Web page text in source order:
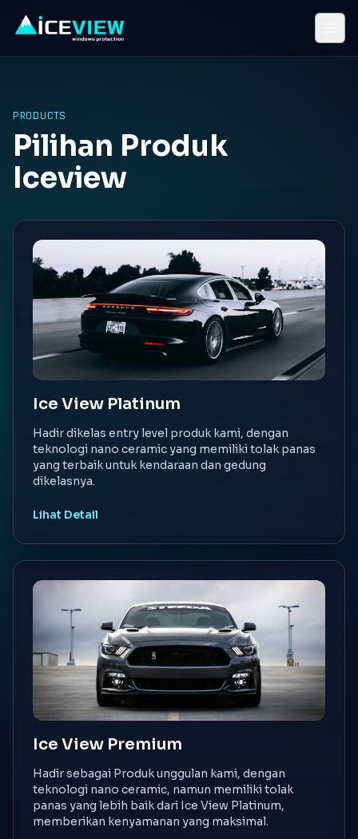
PRODUCTS
Pilihan Produk
Iceview
Ice View Platinum
Hadir dikelas entry level produk kami, dengan
teknologi nano ceramic yang memiliki tolak panas
yang terbaik untuk kendaraan dan gedung
dikelasnya.
Lihat Detail
Ice View Premium
Hadir sebagai Produk unggulan kami, dengan
teknologi nano ceramic, namun memiliki tolak
panas yang lebih baik dari Ice View Platinum,
memberikan kenyamanan yang maksimal.